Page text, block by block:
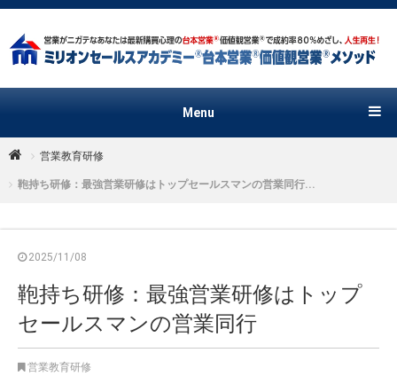
Menu
営業教育研修
鞄持ち研修：最強営業研修はトップセールスマンの営業同行...
2025/11/08
鞄持ち研修：最強営業研修はトップ
セールスマンの営業同行
営業教育研修